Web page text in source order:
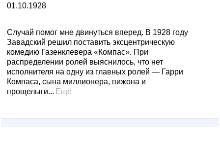
01.10.1928
Случай помог мне двинуться вперед. В 1928 году
Завадский решил поставить эксцентрическую
комедию Газенклевера «Компас». При
распределении ролей выяснилось, что нет
исполнителя на одну из главных ролей — Гарри
Компаса, сына миллионера, пижона и
прощелыги... Ещё